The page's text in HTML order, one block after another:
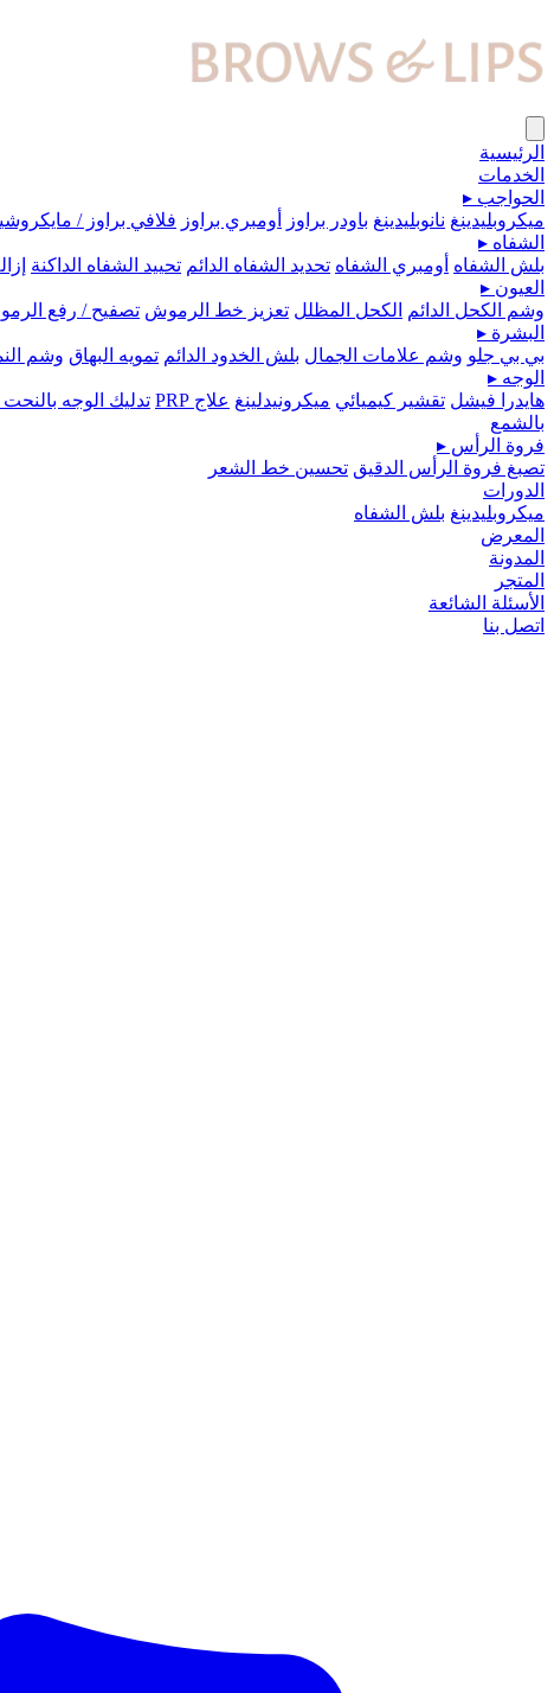
الرئيسية
الخدمات
الحواجب ▸
ميكروبلیدينغ نانوبليدينغ باودر براوز أومبري براوز فلافي براوز /
الشفاه ▸
بلش الشفاه أومبري الشفاه تحديد الشفاه الدائم تحييد الشفاه الداكنة
العيون ▸
وشم الكحل الدائم
الكحل المظلل تعزيز خط الرموش تصفيح / رفع
البشرة ▸
بي بي جلو وشم علامات الجمال بلش الخدود الدائم تمويه البهاق وشم
الوجه ▸
هايدرا فيشل تقشير كيميائي ميكرونيدلينغ علاج PRP تدليك الوجه
بالشمع
فروة الرأس ▸
تصبغ فروة الرأس الدقيق تحسين خط الشعر
الدورات
ميكروبلیدينغ بلش الشفاه
المعرض
المدونة
المتجر
الأسئلة الشائعة
اتصل بنا